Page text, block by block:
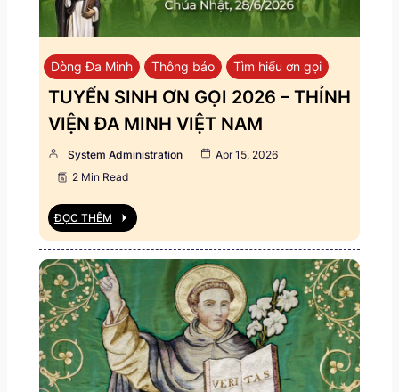
Dòng Đa Minh Thông báo Tìm hiểu ơn gọi
TUYỂN SINH ƠN GỌI 2026 – THỈNH
VIỆN ĐA MINH VIỆT NAM
System Administration
Apr 15, 2026
2 Min Read
ĐỌC THÊM